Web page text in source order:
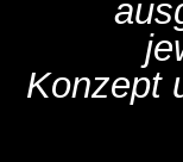
Konzept